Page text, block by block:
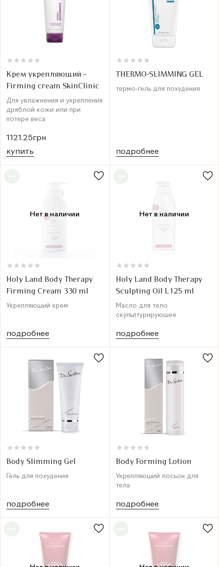
★
★ ★
★ ★
★ ★
★ ★
★
Крем укрепляющий –
Firming cream SkinClinic
Для увлажнения и укрепления
дряблой кожи или при
потере веса
1121.25грн
купить
★
★ ★
★ ★
★ ★
★ ★
★
THERMO-SLIMMING GEL
термо-гель для похудения
подробнее
Нет в наличии
★
★ ★
★ ★
★ ★
★ ★
★
Holy Land Body Therapy
Firming Cream 330 ml
Укрепляющий крем
подробнее
Нет в наличии
★
★ ★
★ ★
★ ★
★ ★
★
Holy Land Body Therapy
Sculpting Oil L125 ml
Масло для тело
скульптурирующее
подробнее
★
★ ★
★ ★
★ ★
★ ★
★
Body Slimming Gel
Гель для похудения
подробнее
★
★ ★
★ ★
★ ★
★ ★
★
Body Forming Lotion
Укрепляющий лосьон для
тела
подробнее